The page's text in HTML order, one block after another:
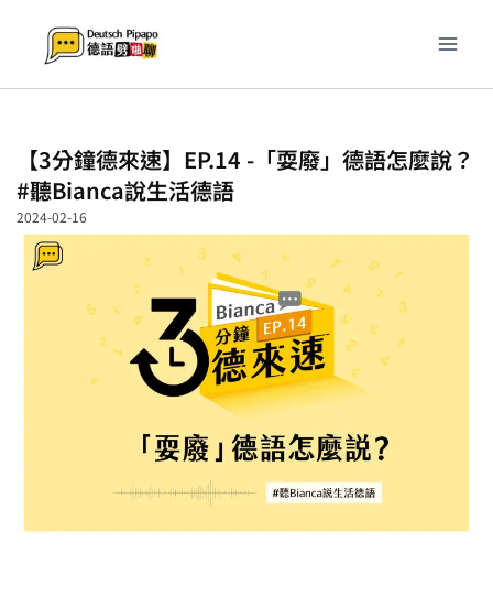
要
【3分鐘德來速】EP.14 -「耍廢」德語怎麼說？
#聽Bianca說生活德語
2024-02-16